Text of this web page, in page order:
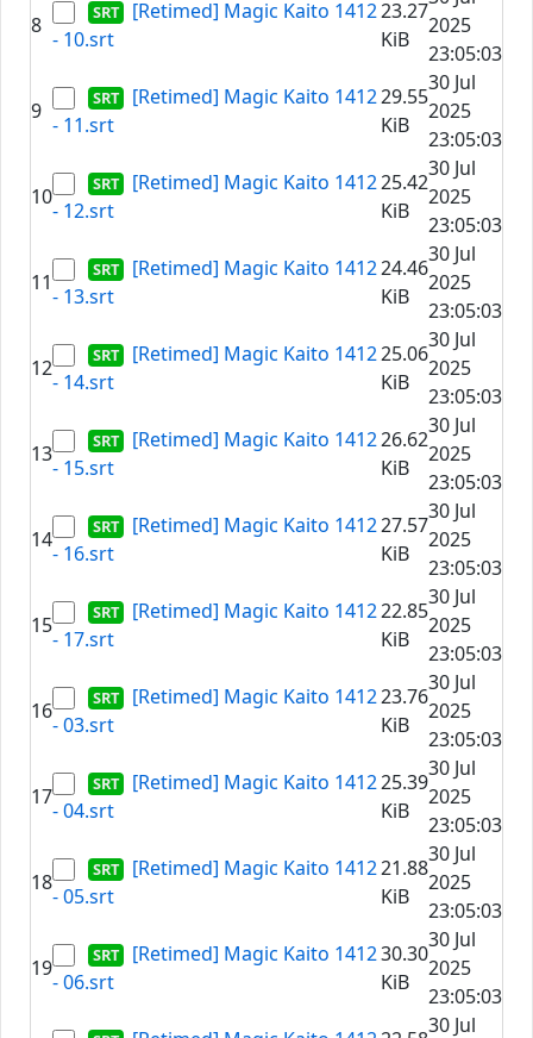
8
[Retimed] Magic Kaito 1412
- 10.srt
23.27
KiB
2025
23:05:03
9
[Retimed] Magic Kaito 1412
- 11.srt
29.55
KiB
30 Jul
2025
23:05:03
10
[Retimed] Magic Kaito 1412
- 12.srt
25.42
KiB
30 Jul
2025
23:05:03
11
[Retimed] Magic Kaito 1412
- 13.srt
24.46
KiB
30 Jul
2025
23:05:03
12
[Retimed] Magic Kaito 1412
- 14.srt
25.06
KiB
30 Jul
2025
23:05:03
13
[Retimed] Magic Kaito 1412
- 15.srt
26.62
KiB
30 Jul
2025
23:05:03
14
[Retimed] Magic Kaito 1412
- 16.srt
27.57
KiB
30 Jul
2025
23:05:03
15
[Retimed] Magic Kaito 1412
- 17.srt
22.85
KiB
30 Jul
2025
23:05:03
16
[Retimed] Magic Kaito 1412
- 03.srt
23.76
KiB
30 Jul
2025
23:05:03
17
[Retimed] Magic Kaito 1412
- 04.srt
25.39
KiB
30 Jul
2025
23:05:03
18
[Retimed] Magic Kaito 1412
- 05.srt
21.88
KiB
30 Jul
2025
23:05:03
19
[Retimed] Magic Kaito 1412
- 06.srt
30.30
KiB
30 Jul
2025
23:05:03
30 Jul